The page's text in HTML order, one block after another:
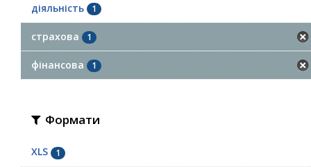
діяльність 1
страхова 1
фінансова 1
Формати
XLS 1